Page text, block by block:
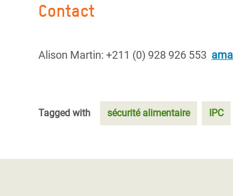
Contact
Alison Martin: +211 (0) 928 926 553
Tagged with sécurité alimentaire IPC